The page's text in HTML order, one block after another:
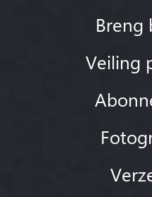
Breng
Veiling